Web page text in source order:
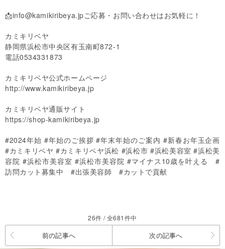
📩info@kamikiribeya.jpご応募・お問い合わせはお気軽に！
カミキリベヤ
静岡県浜松市中央区有玉南町872-1
電話0534331873
カミキリベヤ公式ホームページ
http://www.kamikiribeya.jp
カミキリベヤ通販サイト
https://shop-kamikiribeya.jp
#2024年始 #年始のご挨拶 #年末年始のご案内 #新春お年玉企画
#カミキリベヤ #カミキリベヤ浜松 #浜松市 #浜松美容室 #浜松美
容院 #浜松市美容室 #浜松市美容院 #マイナス10歳を叶える #
訪問カット募集中 #出張美容師 #カットで貢献
26件 / 全681件中
前の記事へ 次の記事へ